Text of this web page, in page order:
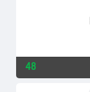
48